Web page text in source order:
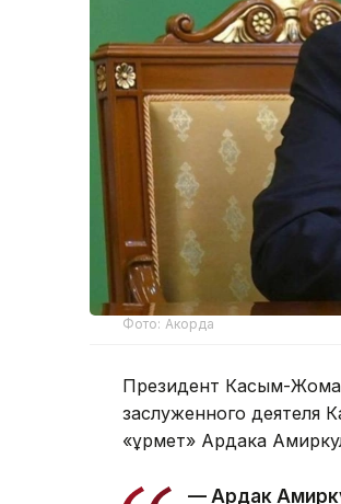
Фото: Акорда
Президент Касым-
заслуженного деятеля
«Құрмет» Ардака
— Ардак